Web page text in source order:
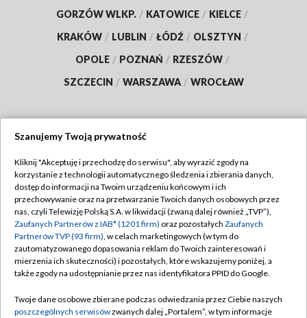
GORZÓW WLKP. / KATOWICE / KIELCE /
KRAKÓW / LUBLIN / ŁÓDŹ / OLSZTYN /
OPOLE / POZNAŃ / RZESZÓW /
SZCZECIN / WARSZAWA / WROCŁAW
TVP
Abonament TVP
Emisja w TVP
Centrum informacji TVP
Naziemna Telewizja Cyfrowa
Rada Programowa
Regulamin TVP
Polityka prywatności
Moje zgody
Pomoc
Kontakt
Szanujemy Twoją prywatność
Kliknij "Akceptuję i przechodzę do serwisu", aby wyrazić zgody na
korzystanie z technologii automatycznego śledzenia i zbierania danych,
dostęp do informacji na Twoim urządzeniu końcowym i ich
przechowywanie oraz na przetwarzanie Twoich danych osobowych przez
nas, czyli Telewizję Polską S.A. w likwidacji (zwaną dalej również „TVP”),
Zaufanych Partnerów z IAB* (1201 firm) oraz pozostałych Zaufanych
Partnerów TVP (93 firm), w celach marketingowych (w tym do
zautomatyzowanego dopasowania reklam do Twoich zainteresowań i
mierzenia ich skuteczności) i pozostałych, które wskazujemy poniżej, a
także zgody na udostępnianie przez nas identyfikatora PPID do Google.
Twoje dane osobowe zbierane podczas odwiedzania przez Ciebie naszych
poszczególnych serwisówzwanych dalej „Portalem”, w tym informacje